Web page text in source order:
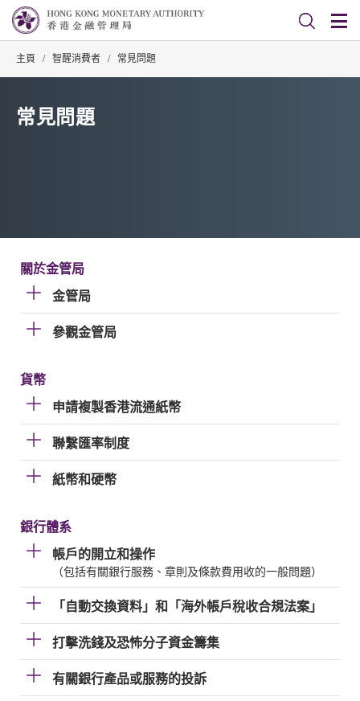
主頁 / 智醒消費者 / 常見問題
常見問題
關於金管局
金管局
參觀金管局
貨幣
申請複製香港流通紙幣
聯繫匯率制度
紙幣和硬幣
銀行體系
帳戶的開立和操作
（包括有關銀行服務、章則及條款費用收的一般問題）
「自動交換資料」和「海外帳戶稅收合規法案」
打擊洗錢及恐怖分子資金籌集
有關銀行產品或服務的投訴